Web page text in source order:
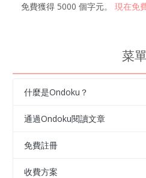
免費獲得 5000 個字元。 現在免
菜單
什麼是Ondoku？
通過Ondoku閱讀文章
免費註冊
收費方案